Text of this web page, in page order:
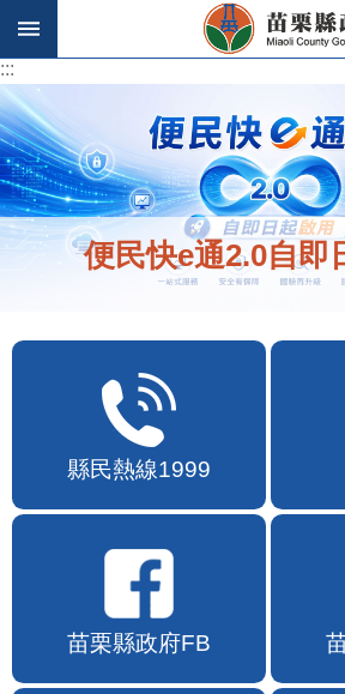
跳到主要內容區塊
:::
:::
便民快e通2.0自即
縣民熱線1999
苗栗縣政府FB